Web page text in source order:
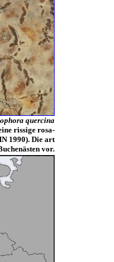
quercina
rissige rosa-
1990). Die art
vor.